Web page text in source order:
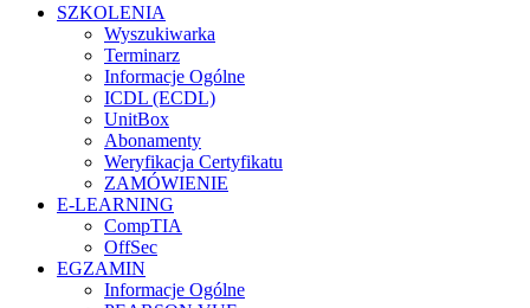
SZKOLENIA
Wyszukiwarka
Terminarz
Informacje Ogólne
ICDL (ECDL)
UnitBox
Abonamenty
Weryfikacja Certyfikatu
ZAMÓWIENIE
E-LEARNING
CompTIA
OffSec
EGZAMIN
Informacje Ogólne